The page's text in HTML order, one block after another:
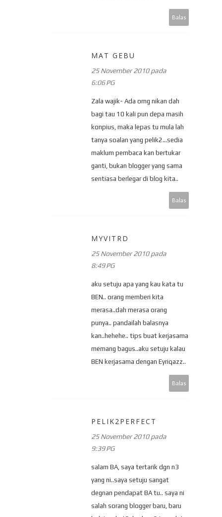
Balas
MAT GEBU
25 November 2010 pada
6:06 PG
Zala wajik- Ada orng nikan dah
bagi tau 10 kali pun depa masih
konpius, maka lepas tu mula lah
tanya soalan yang pelik2...sedia
maklum pembaca kan bertukar
ganti, bukan blogger yang sama
sentiasa berlegar di blog kita..
Balas
MYVITRD
25 November 2010 pada
8:49 PG
aku setuju apa yang kau kata tu
BEN.. orang memberi kita
merasa..dah merasa orang
punya.. pandailah balasnya
kan..hehehe.. tips buat kerjasama
memang bagus..aku setuju kalau
BEN kerjasama dengan Eyriqazz..
Balas
PELIK2PERFECT
25 November 2010 pada
9:39 PG
salam BA, saya tertarik dgn n3
yang ni..saya setuju sangat
degnan pendapat BA tu.. saya ni
salah sorang blogger baru, baru